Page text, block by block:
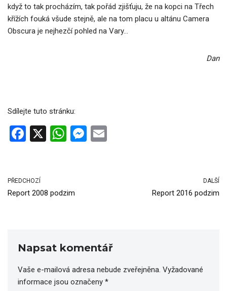
když to tak procházím, tak pořád zjišťuju, že na kopci na Třech
křížích fouká všude stejně, ale na tom placu u altánu Camera
Obscura je nejhezčí pohled na Vary…
Dan
Sdílejte tuto stránku:
F
b
o
X
W
A
M
PŘEDCHOZÍ
Report 2008 podzim
DALŠÍ
Report 2016 podzim
Napsat komentář
Vaše e-mailová adresa nebude zveřejněna. Vyžadované
informace jsou označeny *